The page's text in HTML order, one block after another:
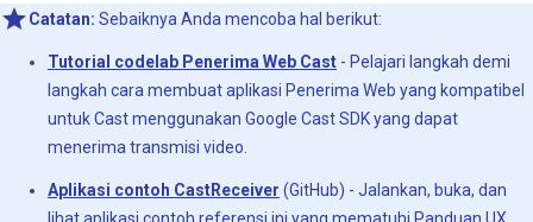
Catatan: Sebaiknya Anda mencoba hal berikut:
Tutorial codelab Penerima Web Cast - Pelajari langkah demi
langkah cara membuat aplikasi Penerima Web yang kompatibel
untuk Cast menggunakan Google Cast SDK yang dapat
menerima transmisi video.
Aplikasi contoh CastReceiver (GitHub) - Jalankan, buka, dan